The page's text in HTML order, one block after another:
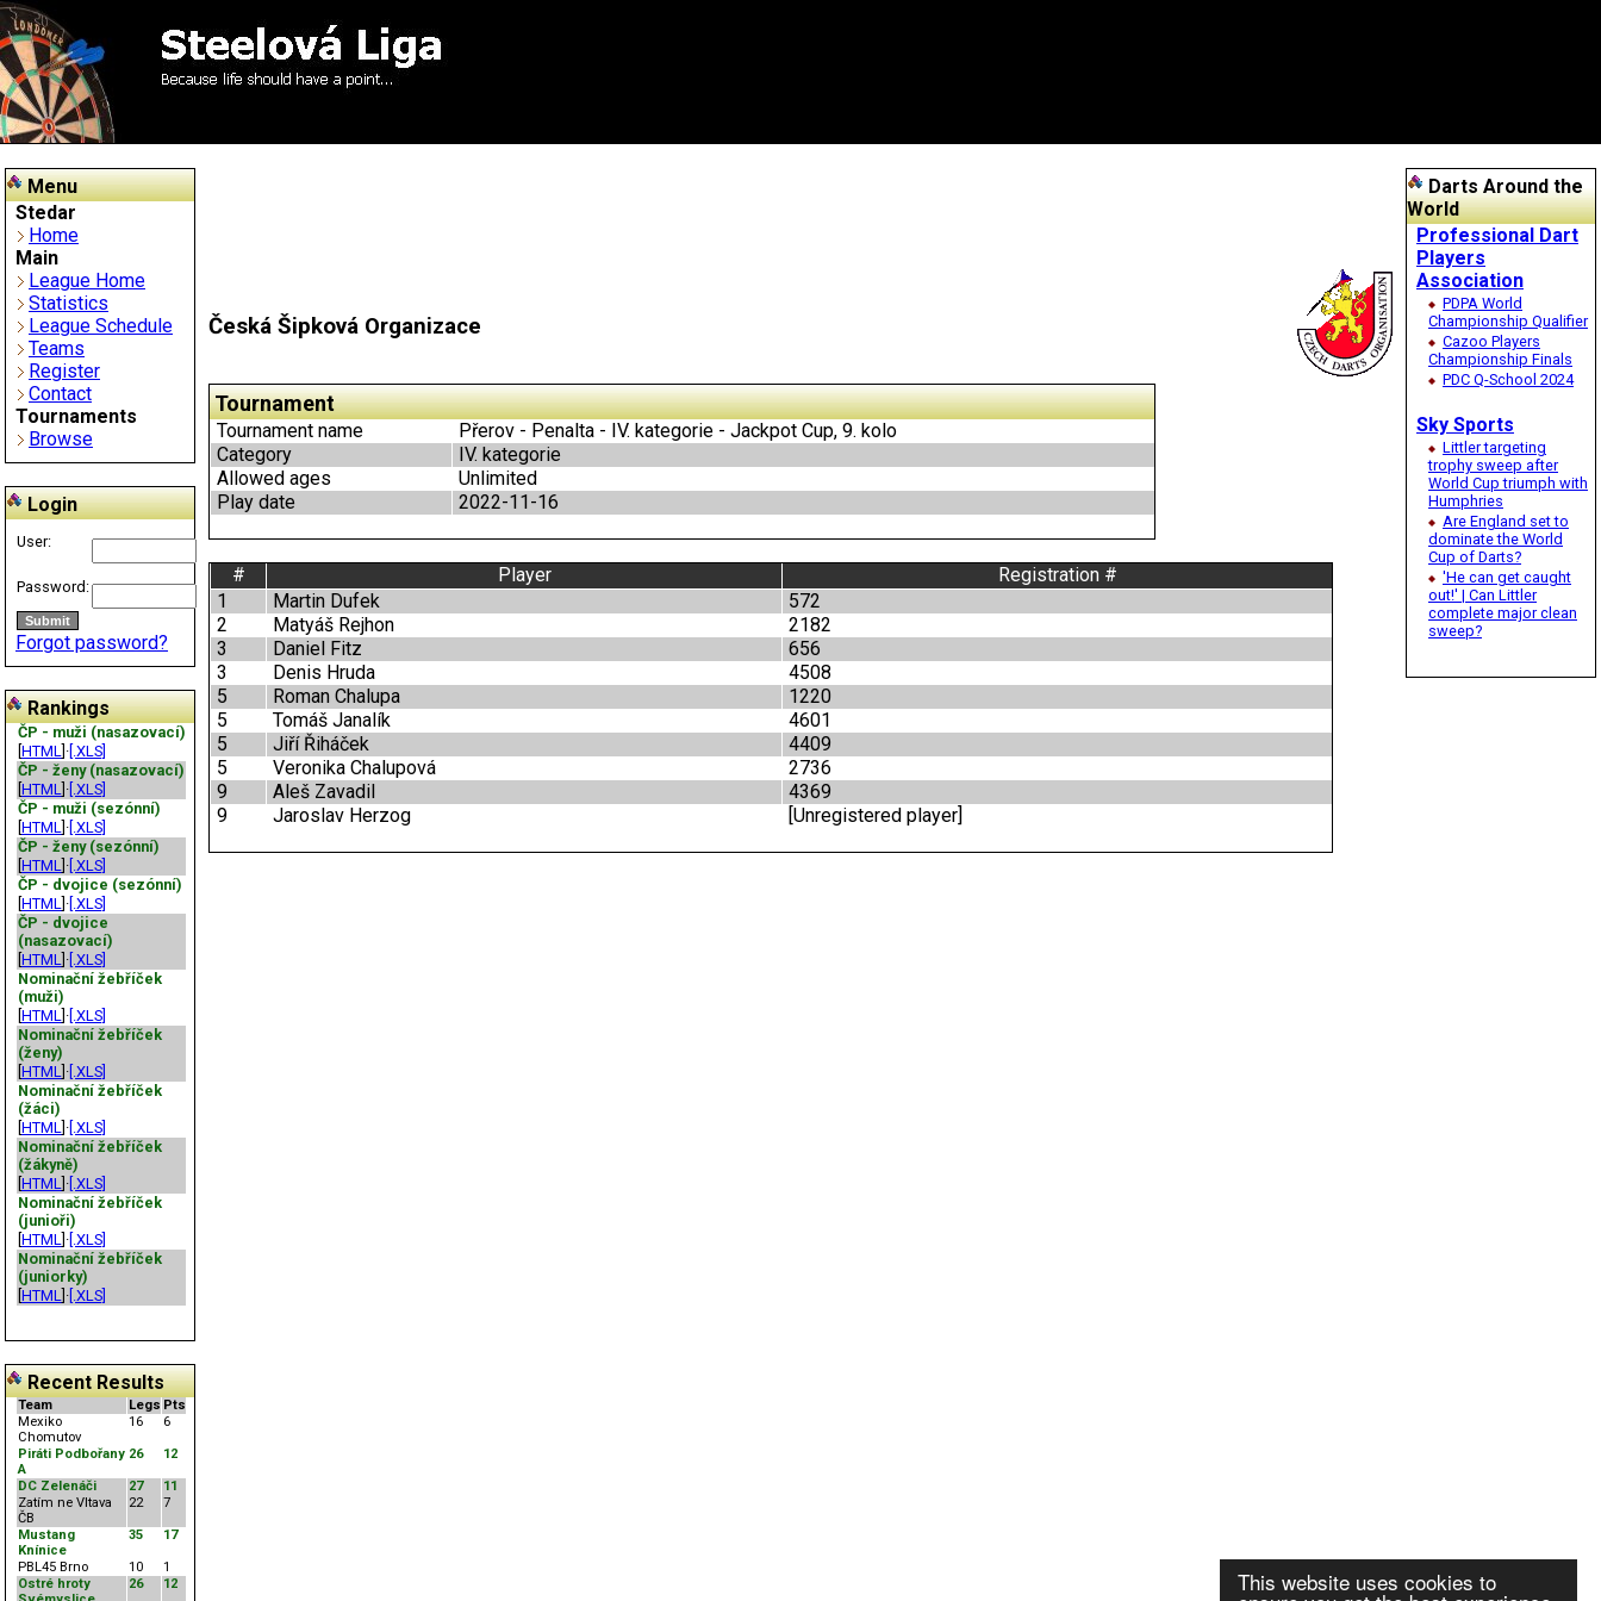
This website uses cookies to
Menu
Stedar
Home
Main
League Home
Statistics
League Schedule
Teams
Register
Contact
Tournaments
Browse
Login
User:
Password:
Forgot password?
Rankings
ČP - muži (nasazovací)
HTML ]· [.XLS]
ČP - ženy (nasazovací)
HTML ]· [.XLS]
ČP - muži (sezónní)
HTML ]· [.XLS]
ČP - ženy (sezónní)
HTML ]· [.XLS]
ČP - dvojice (sezónní)
HTML ]· [.XLS]
ČP - dvojice
(nasazovací)
HTML ]· [.XLS]
Nominační žebříček
(muži)
HTML ]· [.XLS]
Nominační žebříček
(ženy)
HTML ]· [.XLS]
Nominační žebříček
(žáci)
HTML ]· [.XLS]
Nominační žebříček
(žákyně)
HTML ]· [.XLS]
Nominační žebříček
(junioři)
HTML ]· [.XLS]
Nominační žebříček
(juniorky)
HTML ]· [.XLS]
Recent Results
Team Legs Pts
Mexiko
Chomutov
16 6
Piráti Podbořany
A
26 12
DC Zelenáči 27
11
Zatím ne Vltava
ČB
22 7
Mustang
Knínice
35 17
PBL45 Brno 10
1
Ostré hroty
26 12
Darts Around the
World
Professional Dart
Players
Association
PDPA World
Championship Qualifier
Cazoo Players
Championship Finals
PDC Q-School 2024
Sky Sports
Littler targeting
trophy sweep after
World Cup triumph with
Humphries
Are England set to
dominate the World
Cup of Darts?
'He can get caught
out!' | Can Littler
complete major clean
sweep?
Česká Šipková Organizace
Tournament
Tournament name
Přerov - Penalta - IV. kategorie - Jackpot Cup, 9. kolo
Category
IV. kategorie
Allowed ages
Unlimited
Play date
2022-11-16
# Player
Registration #
1
Martin Dufek
572
2
Matyáš Rejhon
2182
3
Daniel Fitz
656
3
Denis Hruda
4508
5
Roman Chalupa
1220
5
Tomáš Janalík
4601
5
Jiří Řiháček
4409
5
Veronika Chalupová
2736
9
Aleš Zavadil
4369
9
Jaroslav Herzog [Unregistered player]